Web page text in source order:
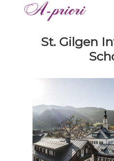
St. Gilgen